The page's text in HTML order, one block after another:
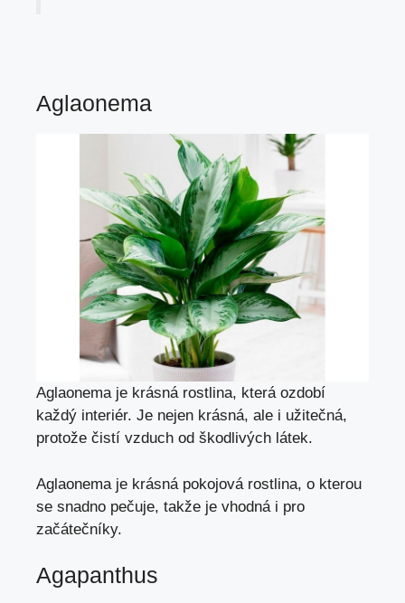
Aglaonema
Aglaonema je krásná rostlina, která ozdobí
každý interiér. Je nejen krásná, ale i užitečná,
protože čistí vzduch od škodlivých látek.
Aglaonema je krásná pokojová rostlina, o kterou
se snadno pečuje, takže je vhodná i pro
začátečníky.
Agapanthus